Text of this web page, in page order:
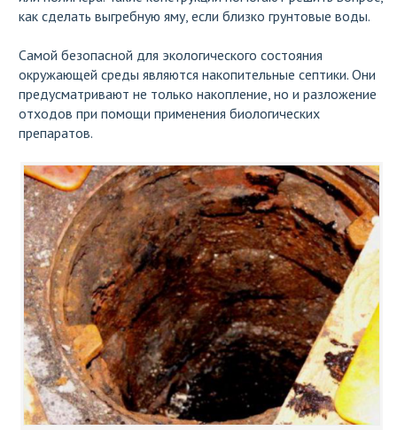
как сделать выгребную яму, если близко грунтовые воды.
Самой безопасной для экологического состояния
окружающей среды являются накопительные септики. Они
предусматривают не только накопление, но и разложение
отходов при помощи применения биологических
препаратов.